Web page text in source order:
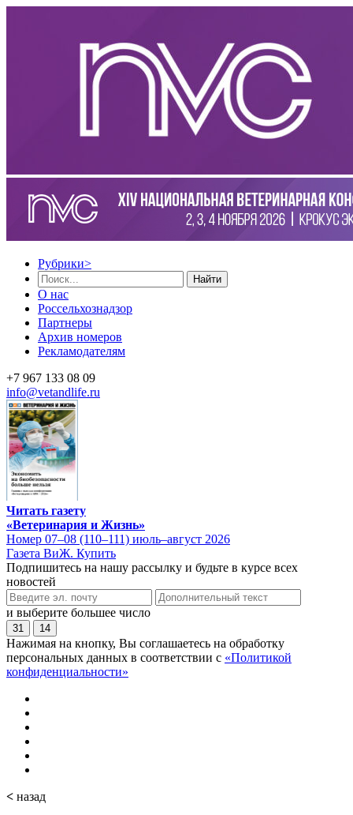
Рубрики>
Найти
О нас
Россельхознадзор
Партнеры
Архив номеров
Рекламодателям
+7 967 133 08 09
info@vetandlife.ru
Читать газету
«Ветеринария и Жизнь»
Номер 07–08 (110–111) июль–август 2026
Газета ВиЖ. Купить
Подпишитесь на нашу рассылку и будьте в курсе всех
новостей
и выберите большее число
31 14
Нажимая на кнопку, Вы соглашаетесь на обработку
персональных данных в соответствии с «Политикой
конфиденциальности»
< назад